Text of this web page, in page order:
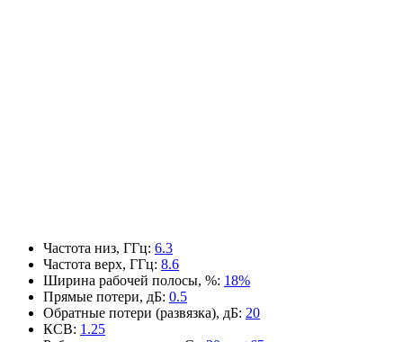
Частота низ, ГГц: 6.3
Частота верх, ГГц: 8.6
Ширина рабочей полосы, %: 18%
Прямые потери, дБ: 0.5
Обратные потери (развязка), дБ: 20
КСВ: 1.25